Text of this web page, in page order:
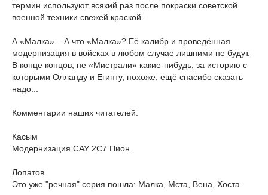
термин используют всякий раз после покраски советской
военной техники свежей краской...
А «Малка»... А что «Малка»? Её калибр и проведённая
модернизация в войсках в любом случае лишними не будут.
В конце концов, не «Мистрали» какие-нибудь, за историю с
которыми Олланду и Египту, похоже, ещё спасибо сказать
надо...
Комментарии наших читателей:
Касым
Модернизация САУ 2С7 Пион.
Лопатов
Это уже "речная" серия пошла: Малка, Мста, Вена, Хоста.